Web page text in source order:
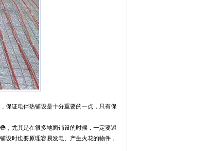
保证电伴热铺设是十分重要的一点，只有保
，尤其是在很多地面铺设的时候，一定要避
设时也要原理容易发电、产生火花的物件，